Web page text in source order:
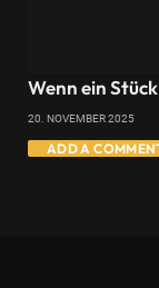
Wenn ein
20. NOVEMBER 2025
ADD A